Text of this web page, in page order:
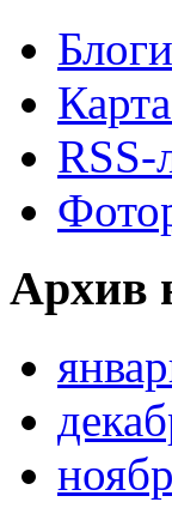
Блоги
RSS-
Архив